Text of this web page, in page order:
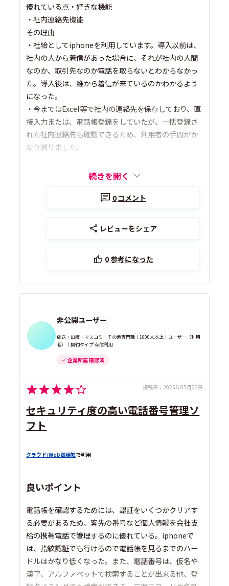
優れている点・好きな機能
・社内連絡先機能
その理由
・社給としてiphoneを利用しています。導入以前は、
社内の人から着信があった場合に、それが社内の人間
なのか、取引先なのか電話を取らないとわからなかっ
た。導入後は、誰から着信が来ているのかわかるよう
になった。
・今まではExcel等で社内の連絡先を保存しており、直
接入力または、電話帳登録をしていたが、一括登録さ
れた社内連絡先も確認できるため、利用者の手間がか
なり減りました。
続きを開く
0コメント
レビューをシェア
0参考になった
非公開ユーザー
放送・出版・マスコミ｜その他専門職｜1000人以上｜ユーザー（利用
者）｜契約タイプ 有償利用
企業所属 確認済
投稿日： 2025年05月23日
セキュリティ度の高い電話番号管理ソ
フト
クラウド/Web電話帳で利用
良いポイント
電話帳を確認するためには、認証をいくつかクリアす
る必要があるため、客先の番号など個人情報を会社支
給の携帯電話で管理するのに優れている。iphoneで
は、指紋認証でも行けるので電話帳を見るまでのハー
ドルはかなり低くなった。また、電話番号は、仮名や
漢字、アルファベットで検索することが出来る他、登